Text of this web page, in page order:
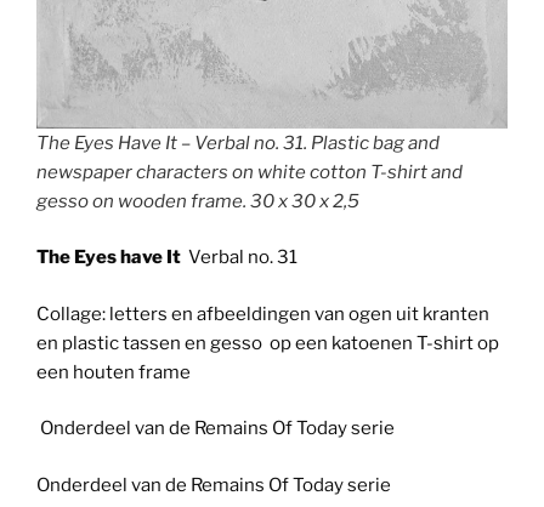
The Eyes Have It – Verbal no. 31. Plastic bag and
newspaper characters on white cotton T-shirt and
gesso on wooden frame. 30 x 30 x 2,5
The Eyes have It Verbal no. 31
Collage: letters en afbeeldingen van ogen uit kranten
en plastic tassen en gesso op een katoenen T-shirt op
een houten frame
Onderdeel van de Remains Of Today serie
Onderdeel van de Remains Of Today serie